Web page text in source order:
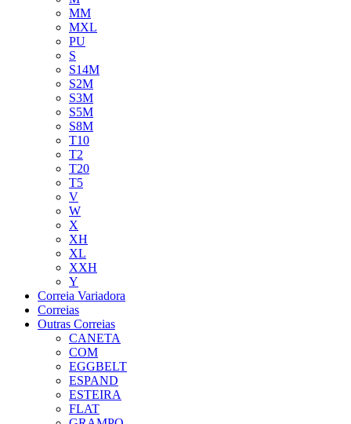
MM
MXL
PU
S
S14M
S2M
S3M
S5M
S8M
T10
T2
T20
T5
V
W
X
XH
XL
XXH
Y
Correia Variadora
Correias
Outras Correias
CANETA
COM
EGGBELT
ESPAND
ESTEIRA
FLAT